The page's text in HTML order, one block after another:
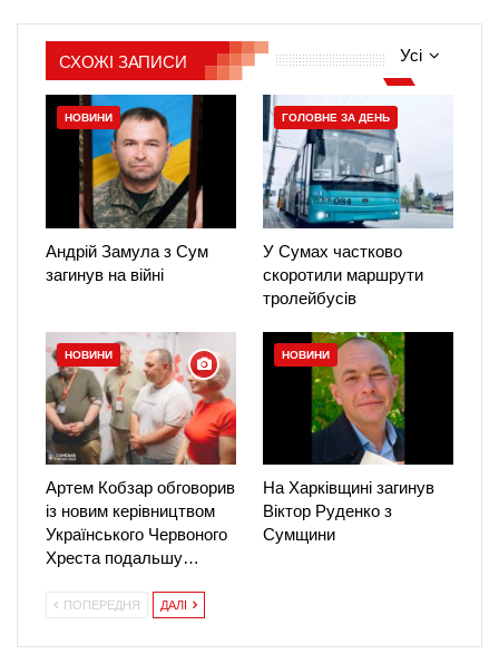
Усі
СХОЖІ ЗАПИСИ
НОВИНИ
Андрій Замула з Сум
загинув на війні
ГОЛОВНЕ ЗА ДЕНЬ
У Сумах частково
скоротили маршрути
тролейбусів
НОВИНИ
Артем Кобзар обговорив
із новим керівництвом
Українського Червоного
Хреста подальшу…
НОВИНИ
На Харківщині загинув
Віктор Руденко з
Сумщини
ПОПЕРЕДНЯ ДАЛІ